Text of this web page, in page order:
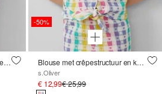
Gesneden overhemdblouse met ruitpatroon
-50%
Blouse met crêpestructuur en knoopdetail
s.Oliver
€ 12,99€ 25,99